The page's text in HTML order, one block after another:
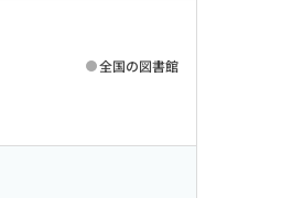
全国の図書館